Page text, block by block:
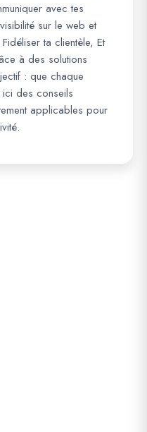
avec tes
sur le web et
ta clientèle, Et
à des solutions
: que chaque
des conseils
applicables pour